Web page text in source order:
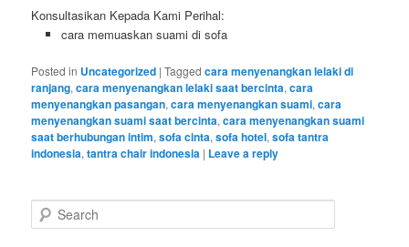
Konsultasikan Kepada Kami Perihal:
cara memuaskan suami di sofa
Posted in Uncategorized |Tagged cara menyenangkan lelaki di
ranjang,cara menyenangkan lelaki saat bercinta,cara
menyenangkan pasangan,cara menyenangkan suami,cara
menyenangkan suami saat bercinta,cara menyenangkan suami
saat berhubungan intim,sofa cinta,sofa hotel,sofa tantra
indonesia,tantra chair indonesia | Leave a reply
e